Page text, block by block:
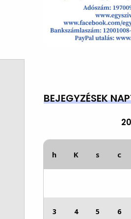
BEJEGYZÉSEK
h K s c
3 4 5 6